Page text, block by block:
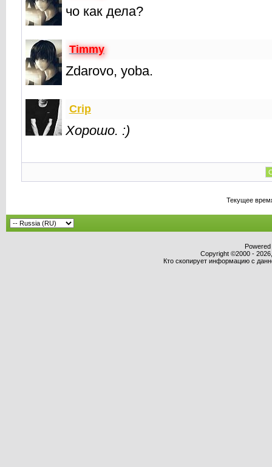
чо как дела?
Timmy
Zdarovo, yoba.
Crip
Хорошо. :)
Текущее
Copyright ©2000 -
Кто скопирует информацию с